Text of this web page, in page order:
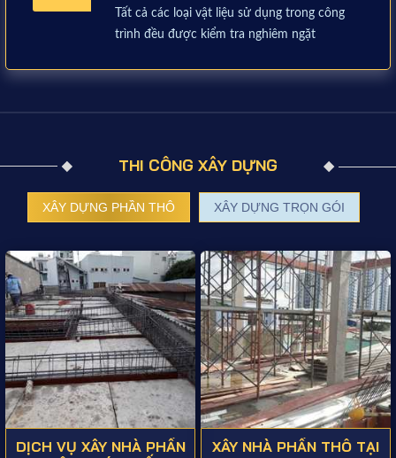
Tất cả các loại vật liệu sử dụng trong công
trình đều được kiểm tra nghiêm ngặt
THI CÔNG XÂY DỰNG
XÂY DỰNG PHẦN THÔ XÂY DỰNG TRỌN GÓI
DỊCH VỤ XÂY NHÀ PHẦN
XÂY NHÀ PHẦN THÔ TẠI